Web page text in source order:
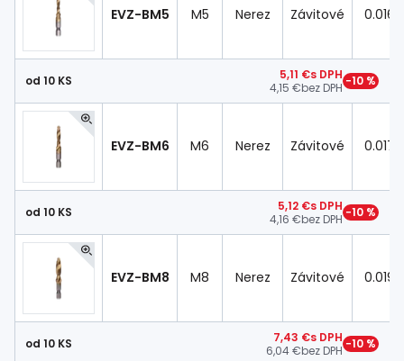
EVZ-BM5 M5 Nerez Závitové 0.016
od 10 KS 5,11 €s DPH
4,15 €bez DPH −10 %
EVZ-BM6 M6 Nerez Závitové 0.017
od 10 KS 5,12 €s DPH
4,16 €bez DPH −10 %
EVZ-BM8 M8 Nerez Závitové 0.019
od 10 KS 7,43 €s DPH
6,04 €bez DPH −10 %